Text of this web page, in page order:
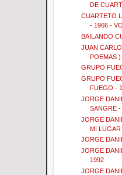
DE
CUARTETO
- 1966 -
BAILANDO
JUAN
POEMAS )
GRUPO
GRUPO
FUEGO -
JORGE
SANGRE -
JORGE
MI
JORGE
JORGE
1992
JORGE